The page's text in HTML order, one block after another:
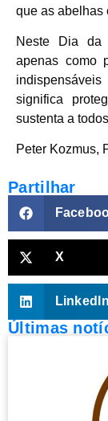
que as abelhas
Neste Dia da
apenas como
significa
sustenta a
Peter Kozmus,
Partilhar
X
LinkedIn
Últimas